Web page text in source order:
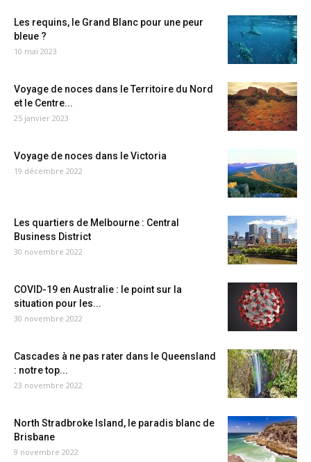
Les requins, le Grand Blanc pour une peur
bleue ?
10 mai 2023
Voyage de noces dans le Territoire du Nord
et le Centre...
25 janvier 2023
Voyage de noces dans le Victoria
19 décembre 2022
Les quartiers de Melbourne : Central
Business District
30 novembre 2022
COVID-19 en Australie : le point sur la
situation pour les...
30 novembre 2022
Cascades à ne pas rater dans le Queensland
: notre top...
23 novembre 2022
North Stradbroke Island, le paradis blanc de
Brisbane
9 novembre 2022